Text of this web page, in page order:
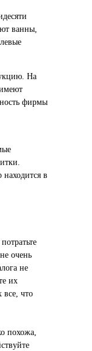
ванны,
На
фирмы
в
очень
не
их
все, что
похожа,